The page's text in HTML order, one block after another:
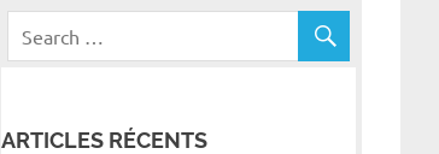
ARTICLES RÉCENTS